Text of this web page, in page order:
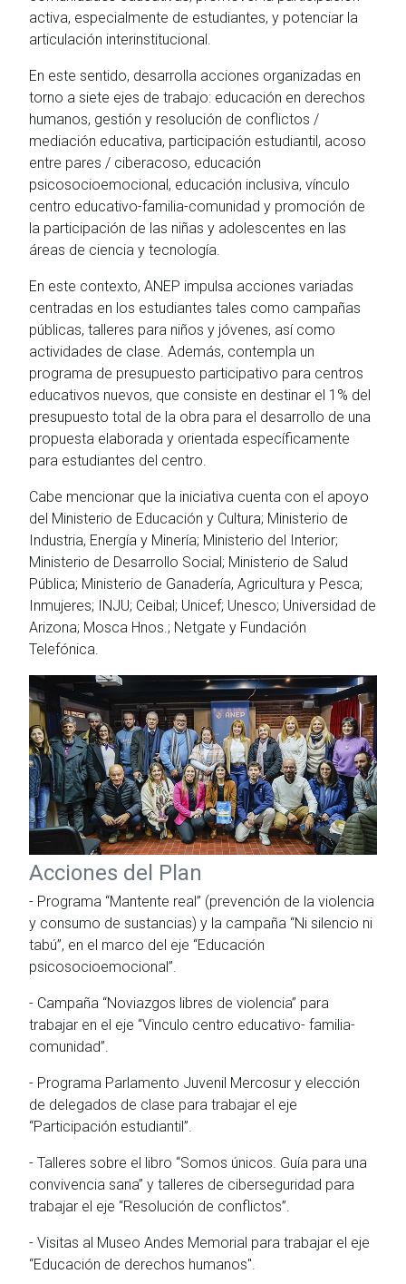
activa, especialmente de estudiantes, y potenciar la
articulación interinstitucional.
En este sentido, desarrolla acciones organizadas en
torno a siete ejes de trabajo: educación en derechos
humanos, gestión y resolución de conflictos /
mediación educativa, participación estudiantil, acoso
entre pares / ciberacoso, educación
psicosocioemocional, educación inclusiva, vínculo
centro educativo-familia-comunidad y promoción de
la participación de las niñas y adolescentes en las
áreas de ciencia y tecnología.
En este contexto, ANEP impulsa acciones variadas
centradas en los estudiantes tales como campañas
públicas, talleres para niños y jóvenes, así como
actividades de clase. Además, contempla un
programa de presupuesto participativo para centros
educativos nuevos, que consiste en destinar el 1% del
presupuesto total de la obra para el desarrollo de una
propuesta elaborada y orientada específicamente
para estudiantes del centro.
Cabe mencionar que la iniciativa cuenta con el apoyo
del Ministerio de Educación y Cultura; Ministerio de
Industria, Energía y Minería; Ministerio del Interior;
Ministerio de Desarrollo Social; Ministerio de Salud
Pública; Ministerio de Ganadería, Agricultura y Pesca;
Inmujeres; INJU; Ceibal; Unicef; Unesco; Universidad de
Arizona; Mosca Hnos.; Netgate y Fundación
Telefónica.
Acciones del Plan
- Programa “Mantente real” (prevención de la violencia
y consumo de sustancias) y la campaña “Ni silencio ni
tabú”, en el marco del eje “Educación
psicosocioemocional”.
- Campaña “Noviazgos libres de violencia” para
trabajar en el eje “Vinculo centro educativo- familia-
comunidad”.
- Programa Parlamento Juvenil Mercosur y elección
de delegados de clase para trabajar el eje
“Participación estudiantil”.
- Talleres sobre el libro “Somos únicos. Guía para una
convivencia sana” y talleres de ciberseguridad para
trabajar el eje “Resolución de conflictos”.
- Visitas al Museo Andes Memorial para trabajar el eje
“Educación de derechos humanos".